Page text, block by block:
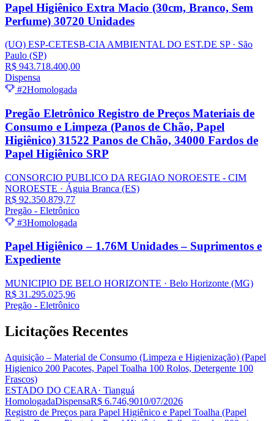
Papel Higiênico Extra Macio (30cm, Branco, Sem
Perfume) 30720 Unidades
(UO) ESP-CETESB-CIA AMBIENTAL DO EST.DE SP· São
Paulo (SP)
R$ 943.718.400,00
Dispensa
#2Homologada
Pregão Eletrônico Registro de Preços Materiais de
Consumo e Limpeza (Panos de Chão, Papel
Higiênico) 31522 Panos de Chão, 34000 Fardos de
Papel Higiênico SRP
CONSORCIO PUBLICO DA REGIAO NOROESTE - CIM
NOROESTE · Águia Branca (ES)
R$ 92.350.879,77
Pregão - Eletrônico
#3Homologada
Papel Higiênico – 1.76M Unidades – Suprimentos e
Expediente
MUNICIPIO DE BELO HORIZONTE · Belo Horizonte (MG)
R$ 31.295.025,96
Pregão - Eletrônico
Licitações Recentes
Aquisição – Material de Consumo (Limpeza e Higienização) (Papel
Higienico 200 Pacotes, Papel Toalha 100 Rolos, Detergente 100
Frascos)
ESTADO DO CEARA· Tianguá
HomologadaDispensaR$ 6.746,9010/07/2026
Registro de Preços para Papel Higiênico e Papel Toalha (Papel